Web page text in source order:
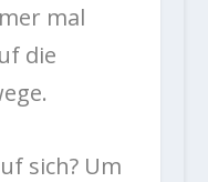
mal
die
sich? Um